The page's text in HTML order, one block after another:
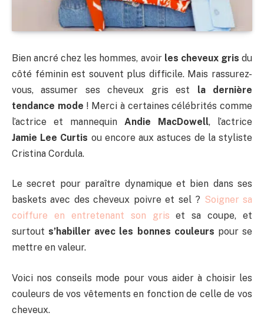
Bien ancré chez les hommes, avoir les cheveux gris du
côté féminin est souvent plus difficile. Mais rassurez-
vous, assumer ses cheveux gris est la dernière
tendance mode ! Merci à certaines célébrités comme
l’actrice et mannequin Andie MacDowell, l’actrice
Jamie Lee Curtis ou encore aux astuces de la styliste
Cristina Cordula.
Le secret pour paraître dynamique et bien dans ses
baskets avec des cheveux poivre et sel ? Soigner sa
coiffure en entretenant son gris et sa coupe, et
surtouts’habiller avec les bonnes couleurs pour se
mettre en valeur.
Voici nos conseils mode pour vous aider à choisir les
couleurs de vos vêtements en fonction de celle de vos
cheveux.